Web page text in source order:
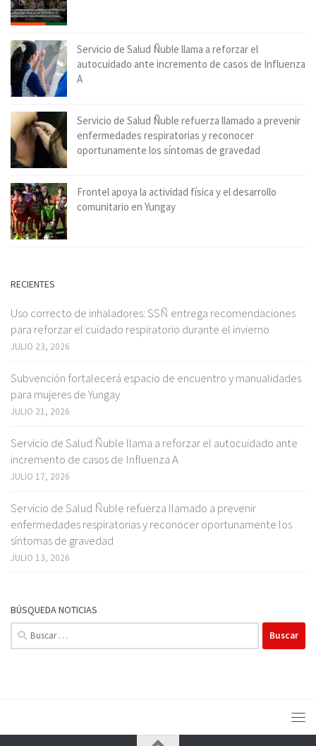
Servicio de Salud Ñuble llama a reforzar el
autocuidado ante incremento de casos de Influenza
A
Servicio de Salud Ñuble refuerza llamado a prevenir
enfermedades respiratorias y reconocer
oportunamente los síntomas de gravedad
Frontel apoya la actividad física y el desarrollo
comunitario en Yungay
RECIENTES
Uso correcto de inhaladores: SSÑ entrega recomendaciones
para reforzar el cuidado respiratorio durante el invierno
JULIO 23, 2026
Subvención fortalecerá espacio de encuentro y manualidades
para mujeres de Yungay
JULIO 21, 2026
Servicio de Salud Ñuble llama a reforzar el autocuidado ante
incremento de casos de Influenza A
JULIO 17, 2026
Servicio de Salud Ñuble refuerza llamado a prevenir
enfermedades respiratorias y reconocer oportunamente los
síntomas de gravedad
JULIO 13, 2026
BÚSQUEDA NOTICIAS
Buscar: